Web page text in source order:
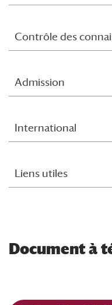
Contrôle des
Admission
International
Liens utiles
Document à